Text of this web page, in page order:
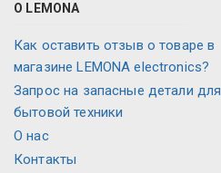
О LEMONA
Как оставить отзыв о товаре в
магазине LEMONA electronics?
Запрос на запасные детали для
бытовой техники
О нас
Контакты